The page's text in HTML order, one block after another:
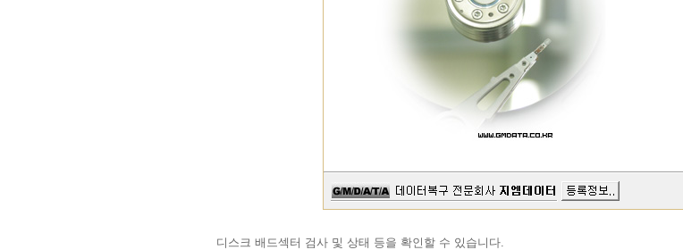
디스크 배드섹터 검사 및 상태 등을 확인할 수 있습니다.